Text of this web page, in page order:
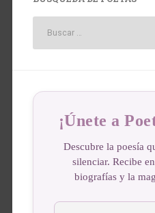
¡Únete a
Descubre la poesía
silenciar. Recibe
biografías y la